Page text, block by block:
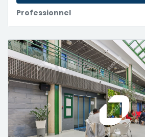
Professionnel